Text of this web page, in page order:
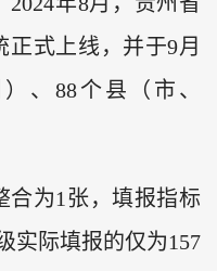
正式上线，并于9月
、88个县（市、
合为1张，填报指标
实际填报的仅为157